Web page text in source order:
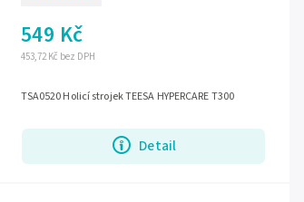
453,72 Kč bez DPH
549 Kč
Detail
TSA0520 Holicí strojek TEESA HYPERCARE T300